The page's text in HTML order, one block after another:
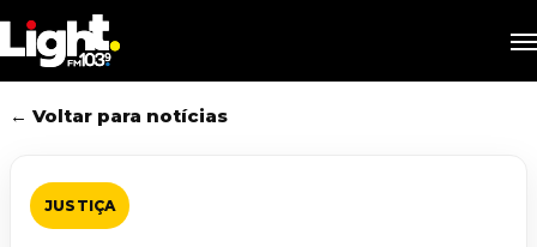
to
main
content
← Voltar para notícias
JUSTIÇA